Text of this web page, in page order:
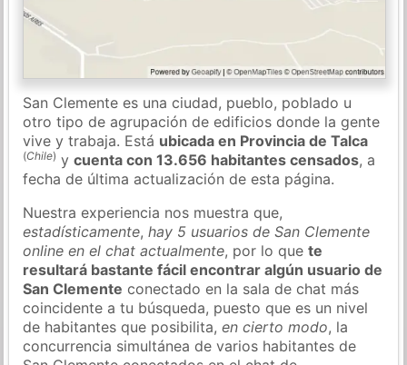
San Clemente es una ciudad, pueblo, poblado u
otro tipo de agrupación de edificios donde la gente
vive y trabaja. Está ubicada en Provincia de Talca
(Chile) ycuenta con 13.656 habitantes censados, a
fecha de última actualización de esta página.
Nuestra experiencia nos muestra que,
estadísticamente,hay 5 usuarios de San Clemente
online en el chat actualmente, por lo quete
resultará bastante fácil encontrar algún usuario de
San Clemente conectado en la sala de chat más
coincidente a tu búsqueda, puesto que es un nivel
de habitantes que posibilita,en cierto modo, la
concurrencia simultánea de varios habitantes de